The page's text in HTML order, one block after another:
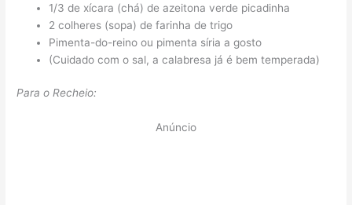
1/3 de xícara (chá) de azeitona verde picadinha
2 colheres (sopa) de farinha de trigo
Pimenta-do-reino ou pimenta síria a gosto
(Cuidado com o sal, a calabresa já é bem temperada)
Para o Recheio:
Anúncio